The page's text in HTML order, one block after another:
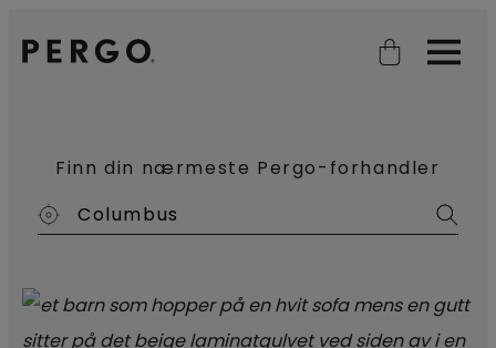
Open searchOpen
Finn din nærmeste Pergo-forhandler